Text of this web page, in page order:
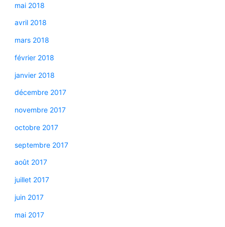
mai 2018
avril 2018
mars 2018
février 2018
janvier 2018
décembre 2017
novembre 2017
octobre 2017
septembre 2017
août 2017
juillet 2017
juin 2017
mai 2017